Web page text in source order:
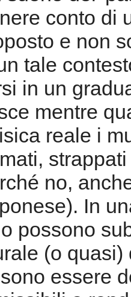
conto di
e non
tale
in un
mentre
reale i
no,
In
possono
(o
essere